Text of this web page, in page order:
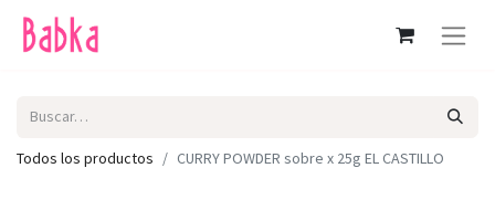
Todos los productos CURRY POWDER sobre x 25g EL CASTILLO